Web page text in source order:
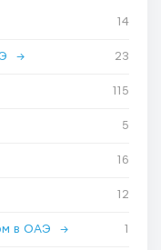
14
→ 23
115
5
16
12
в ОАЭ → 1